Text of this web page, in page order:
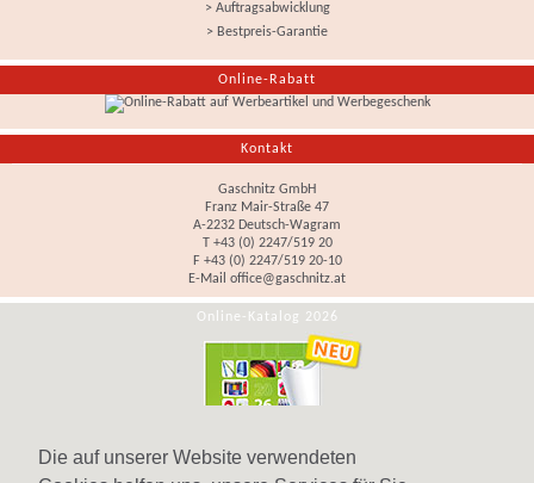
Die auf unserer Website verwendeten
> Auftragsabwicklung
> Bestpreis-Garantie
Online-Rabatt
Kontakt
Gaschnitz GmbH
Franz Mair-Straße 47
A-2232 Deutsch-Wagram
T +43 (0) 2247/519 20
F +43 (0) 2247/519 20-10
E-Mail office@gaschnitz.at
Online-Katalog 2026